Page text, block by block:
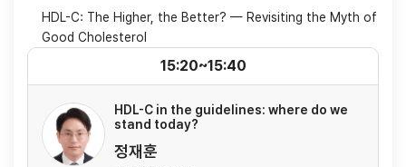
HDL-C: The Higher, the Better? — Revisiting the Myth of
Good Cholesterol
HDL-C in the guidelines: where do we
stand today?
정재훈
15:20~15:40